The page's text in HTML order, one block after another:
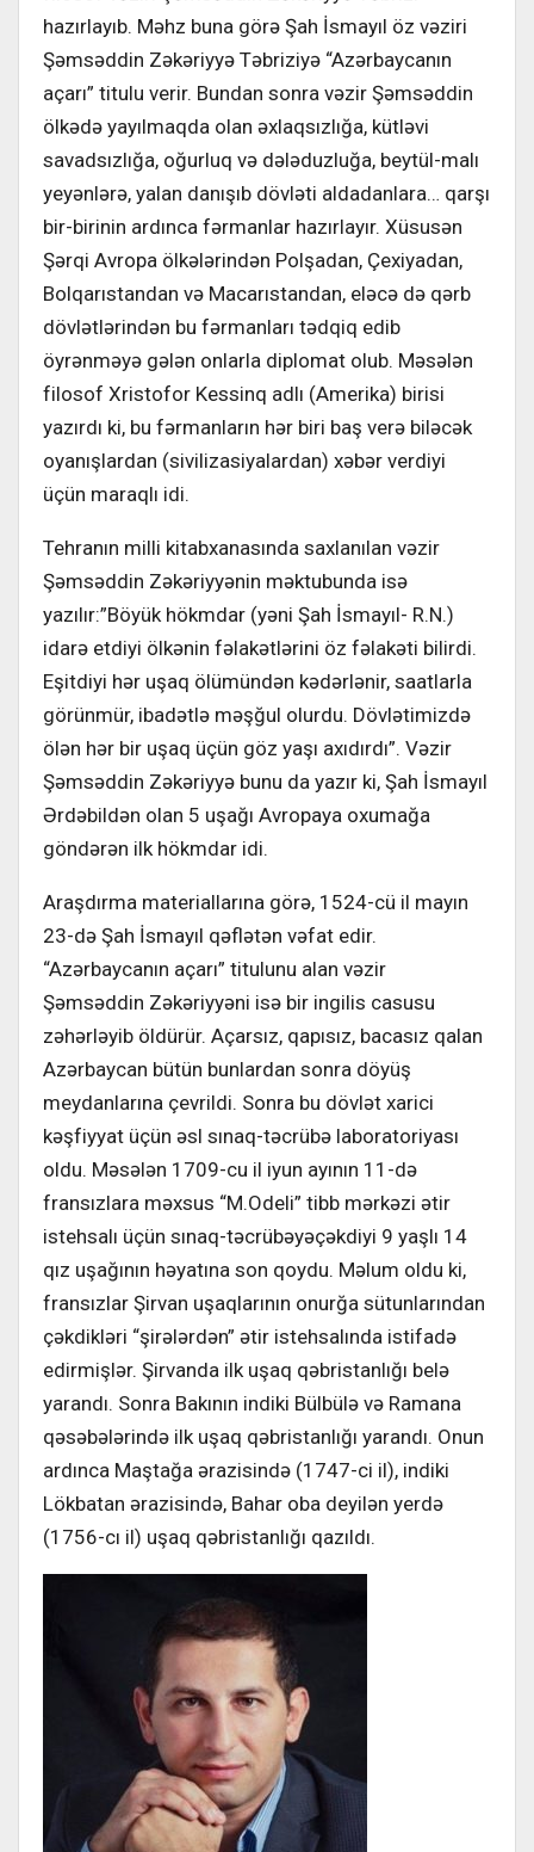
hazırlayıb. Məhz buna görə Şah İsmayıl öz vəziri
Şəmsəddin Zəkəriyyə Təbriziyə “Azərbaycanın
açarı” titulu verir. Bundan sonra vəzir Şəmsəddin
ölkədə yayılmaqda olan əxlaqsızlığa, kütləvi
savadsızlığa, oğurluq və dələduzluğa, beytül-malı
yeyənlərə, yalan danışıb dövləti aldadanlara… qarşı
bir-birinin ardınca fərmanlar hazırlayır. Xüsusən
Şərqi Avropa ölkələrindən Polşadan, Çexiyadan,
Bolqarıstandan və Macarıstandan, eləcə də qərb
dövlətlərindən bu fərmanları tədqiq edib
öyrənməyə gələn onlarla diplomat olub. Məsələn
filosof Xristofor Kessinq adlı (Amerika) birisi
yazırdı ki, bu fərmanların hər biri baş verə biləcək
oyanışlardan (sivilizasiyalardan) xəbər verdiyi
üçün maraqlı idi.
Tehranın milli kitabxanasında saxlanılan vəzir
Şəmsəddin Zəkəriyyənin məktubunda isə
yazılır:”Böyük hökmdar (yəni Şah İsmayıl- R.N.)
idarə etdiyi ölkənin fəlakətlərini öz fəlakəti bilirdi.
Eşitdiyi hər uşaq ölümündən kədərlənir, saatlarla
görünmür, ibadətlə məşğul olurdu. Dövlətimizdə
ölən hər bir uşaq üçün göz yaşı axıdırdı”. Vəzir
Şəmsəddin Zəkəriyyə bunu da yazır ki, Şah İsmayıl
Ərdəbildən olan 5 uşağı Avropaya oxumağa
göndərən ilk hökmdar idi.
Araşdırma materiallarına görə, 1524-cü il mayın
23-də Şah İsmayıl qəflətən vəfat edir.
“Azərbaycanın açarı” titulunu alan vəzir
Şəmsəddin Zəkəriyyəni isə bir ingilis casusu
zəhərləyib öldürür. Açarsız, qapısız, bacasız qalan
Azərbaycan bütün bunlardan sonra döyüş
meydanlarına çevrildi. Sonra bu dövlət xarici
kəşfiyyat üçün əsl sınaq-təcrübə laboratoriyası
oldu. Məsələn 1709-cu il iyun ayının 11-də
fransızlara məxsus “M.Odeli” tibb mərkəzi ətir
istehsalı üçün sınaq-təcrübəyəçəkdiyi 9 yaşlı 14
qız uşağının həyatına son qoydu. Məlum oldu ki,
fransızlar Şirvan uşaqlarının onurğa sütunlarından
çəkdikləri “şirələrdən” ətir istehsalında istifadə
edirmişlər. Şirvanda ilk uşaq qəbristanlığı belə
yarandı. Sonra Bakının indiki Bülbülə və Ramana
qəsəbələrində ilk uşaq qəbristanlığı yarandı. Onun
ardınca Maştağa ərazisində (1747-ci il), indiki
Lökbatan ərazisində, Bahar oba deyilən yerdə
(1756-cı il) uşaq qəbristanlığı qazıldı.